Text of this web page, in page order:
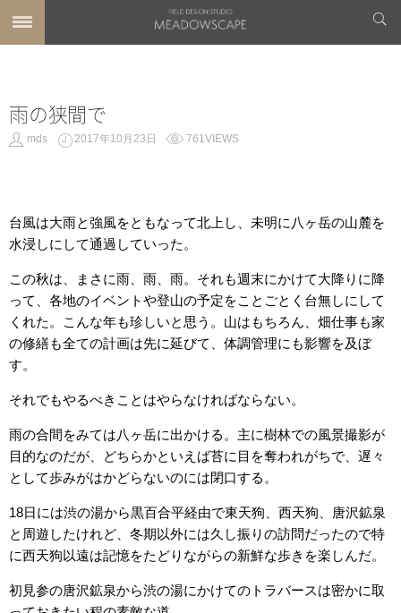
雨の狭間で
mds 2017年10月23日 761VIEWS
台風は大雨と強風をともなって北上し、未明に八ヶ岳の山麓を
水浸しにして通過していった。
この秋は、まさに雨、雨、雨。それも週末にかけて大降りに降
って、各地のイベントや登山の予定をことごとく台無しにして
くれた。こんな年も珍しいと思う。山はもちろん、畑仕事も家
の修繕も全ての計画は先に延びて、体調管理にも影響を及ぼ
す。
それでもやるべきことはやらなければならない。
雨の合間をみては八ヶ岳に出かける。主に樹林での風景撮影が
目的なのだが、どちらかといえば苔に目を奪われがちで、遅々
として歩みがはかどらないのには閉口する。
18日には渋の湯から黒百合平経由で東天狗、西天狗、唐沢鉱泉
と周遊したけれど、冬期以外には久し振りの訪問だったので特
に西天狗以遠は記憶をたどりながらの新鮮な歩きを楽しんだ。
初見参の唐沢鉱泉から渋の湯にかけてのトラバースは密かに取